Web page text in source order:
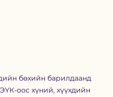
бөхийн барилдаанд
оос хүний, хүүхдийн